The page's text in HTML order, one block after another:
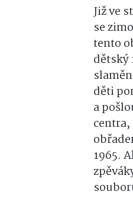
Již ve
se
tento
dětský
děti
a
1965.